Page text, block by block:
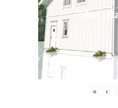
Efter -
« ‹